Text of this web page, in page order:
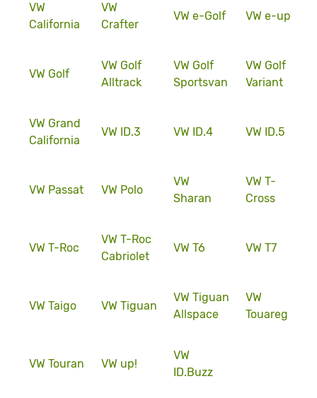
VW
California
VW
Crafter
VW e-Golf VW e-up
VW Golf
VW Golf
Alltrack
VW Golf
Sportsvan
VW Golf
Variant
VW Grand
California
VW ID.3 VW ID.4 VW ID.5
VW Passat VW Polo
VW
Sharan
VW T-
Cross
VW T-Roc
VW T-Roc
Cabriolet
VW T6 VW T7
VW Taigo VW Tiguan
VW Tiguan
Allspace
VW
Touareg
VW Touran VW up!
VW
ID.Buzz